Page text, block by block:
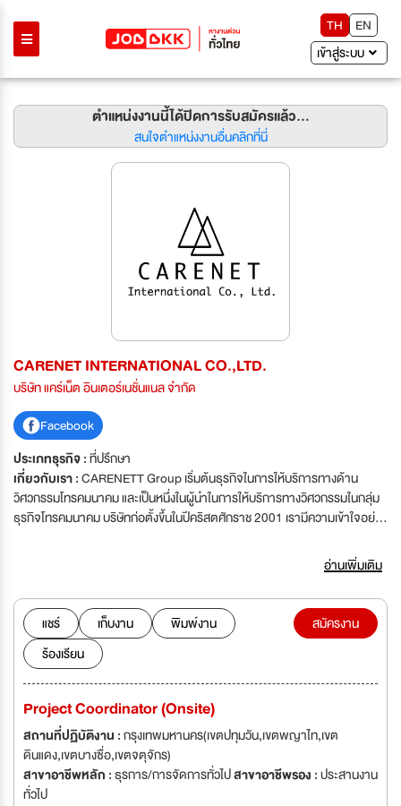
TH
EN
เข้าสู่ระบบ
ตำแหน่งงานนี้ได้ปิดการรับสมัครแล้ว...
สนใจตำแหน่งงานอื่นคลิกที่นี่
CARENET INTERNATIONAL CO.,LTD.
บริษัท แคร์เน็ต อินเตอร์เนชั่นแนล จำกัด
Facebook
ประเภทธุรกิจ :ที่ปรึกษา
เกี่ยวกับเรา :CARENETT Group เริ่มต้นธุรกิจในการให้บริการทางด้าน
วิศวกรรมโทรคมนาคม และเป็นหนึ่งในผู้นำในการให้บริการทางวิศวกรรมในกลุ่ม
ธุรกิจโทรคมนาคม บริษัทก่อตั้งขึ้นในปีคริสตศักราช 2001 เรามีความเข้าใจอย่าง
ความเชี่ยวชาญของบุคคลากรในทุกระดับ ส่งผลให้เราประสบความสำเร็จในด้าน
การให้บริการด้านการสรรหาทรัพยากรบุคคลให้กับลูกค้าอย่างต่อเนื่อง
อ่านเพิ่มเติม
แชร์ เก็บงาน
พิมพ์งาน
ร้องเรียน
สมัครงาน
Project Coordinator (Onsite)
สถานที่ปฏิบัติงาน :กรุงเทพมหานคร(เขตปทุมวัน,เขตพญาไท,เขต
ดินแดง,เขตบางซื่อ,เขตจตุจักร)
สาขาอาชีพหลัก :ธุรการ/การจัดการทั่วไปสาขาอาชีพรอง :ประสานงาน
ทั่วไป